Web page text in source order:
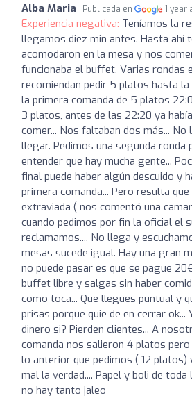
Alba Maria Publicada en 1 year
Experiencia negativa: Teníamos la
llegamos diez min antes. Hasta ahí
acomodaron en la mesa y nos
funcionaba el buffet. Varias rondas
recomiendan pedir 5 platos hasta
la primera comanda de 5 platos
3 platos, antes de las 22:20 ya
comer... Nos faltaban dos más... No
llegar. Pedimos una segunda ronda
entender que hay mucha gente...
final puede haber algún descuido y
primera comanda... Pero resulta
extraviada ( nos comentó una
cuando pedimos por fin la oficial el
reclamamos.... No llega y
mesas sucede igual. Hay una gran
no puede pasar es que se pague
buffet libre y salgas sin haber
como toca... Que llegues puntual y
prisas porque quie de en cerrar ok...
dinero si? Pierden clientes... A
comanda nos salieron 4 platos pero
lo anterior que pedimos ( 12 platos)
mal la verdad.... Papel y boli de toda
no hay tanto jaleo